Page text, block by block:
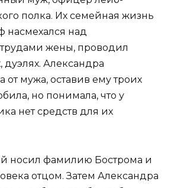
полка. Их семейная жизнь
насмехался над
жены, проводил
дуэлях. Александра
от мужа, оставив ему троих
но понимала, что у
нет средств для их
носил фамилию Бострома и
отцом. Затем Александра